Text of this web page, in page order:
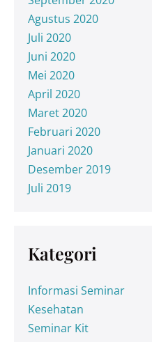
Agustus 2020
Juli 2020
Juni 2020
Mei 2020
April 2020
Maret 2020
Februari 2020
Januari 2020
Desember 2019
Juli 2019
Kategori
Informasi Seminar
Kesehatan
Seminar Kit